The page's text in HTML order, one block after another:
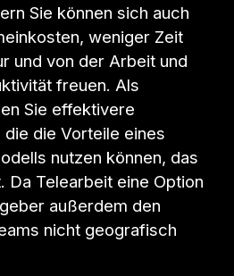
Sie können sich auch
weniger Zeit
und von der Arbeit und
freuen. Als
Sie effektivere
die Vorteile eines
nutzen können, das
Da Telearbeit eine Option
außerdem den
nicht geografisch